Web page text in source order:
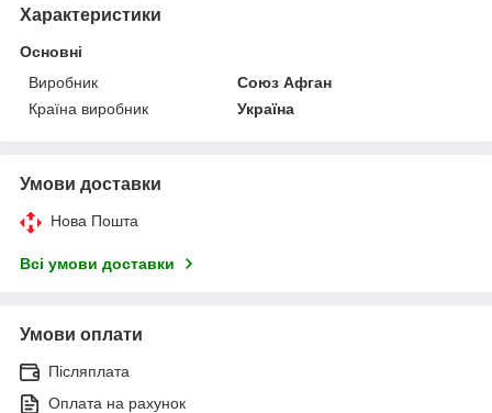
Характеристики
Основні
Виробник
Союз Афган
Країна виробник
Україна
Умови доставки
Нова Пошта
Всі умови доставки
Умови оплати
Післяплата
Оплата на рахунок